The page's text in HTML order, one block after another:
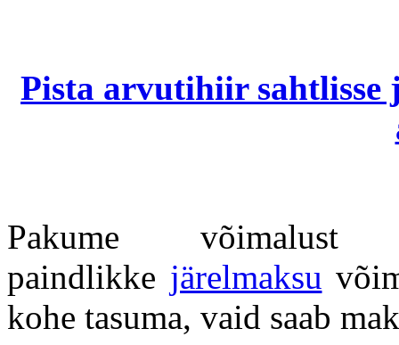
Pista arvutihiir sahtlisse
Pakume
paindlikke järelmaksu
kohe tasuma, vaid saab